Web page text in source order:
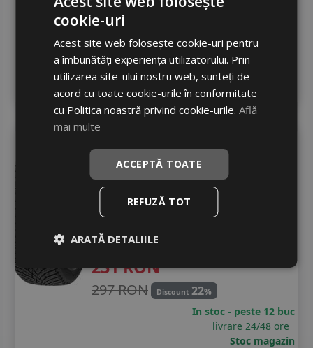
380 RON
livrare 24/48 ore
Stoc magazin
4
Adauga in cos
205/55 R16 94V
Turisme
Consum B
Zgomot B
231RON
297 RON Discount 22%
In stoc - peste 12 buc
livrare 24/48 ore
Stoc magazin
cookie-uri
Acest site web folosește cookie-uri pentru
a îmbunătăți experiența utilizatorului. Prin
utilizarea site-ului nostru web, sunteți de
acord cu toate cookie-urile în conformitate
cu Politica noastră privind cookie-urile.Află
mai multe
ACCEPTĂ TOATE
REFUZĂ TOT
ARATĂ DETALIILE